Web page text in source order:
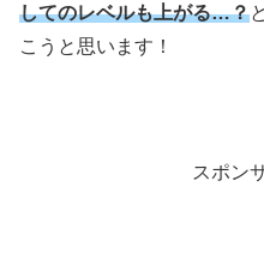
してのレベルも上がる…？
こうと思います！
スポン